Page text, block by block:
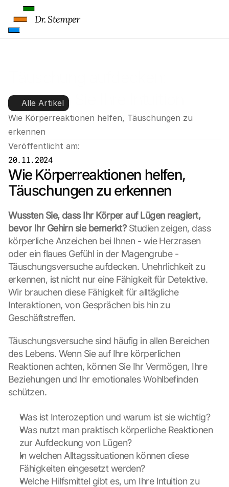
Schärfen Sie Ihre Intuition
Alle Artikel
Wie Körperreaktionen helfen, Täuschungen zu
erkennen
Veröffentlicht am:
20.11.2024
Wie Körperreaktionen helfen,
Täuschungen zu erkennen
Wussten Sie, dass Ihr Körper auf Lügen reagiert,
bevor Ihr Gehirn sie bemerkt? Studien zeigen, dass
körperliche Anzeichen bei Ihnen - wie Herzrasen
oder ein flaues Gefühl in der Magengrube -
Täuschungsversuche aufdecken. Unehrlichkeit zu
erkennen, ist nicht nur eine Fähigkeit für Detektive.
Wir brauchen diese Fähigkeit für alltägliche
Interaktionen, von Gesprächen bis hin zu
Geschäftstreffen.
Täuschungsversuche sind häufig in allen Bereichen
des Lebens. Wenn Sie auf Ihre körperlichen
Reaktionen achten, können Sie Ihr Vermögen, Ihre
Beziehungen und Ihr emotionales Wohlbefinden
schützen.
Was ist Interozeption und warum ist sie wichtig?
Was nutzt man praktisch körperliche Reaktionen
zur Aufdeckung von Lügen?
In welchen Alltagssituationen können diese
Fähigkeiten eingesetzt werden?
Welche Hilfsmittel gibt es, um Ihre Intuition zu
Dr. Stemper